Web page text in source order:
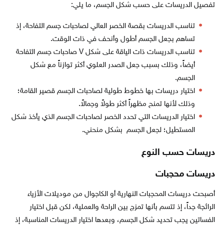
تفصيل الدريسات على حسب شكل الجسم، ما يلي:
تناسب الدريسات بقصة الخصر العالي لصاحبات جسم التفاحة، إذ
تساهم بجعل الجسم أطول وأنحف في ذات الوقت.
تناسب الدريسات ذات الياقة على شكل V صاحبات جسم التفاحة
أيضاً، وذلك بسبب جعل الصدر العلوي أكثر توازناً مع شكل
الجسم.
اختيار دريسات بها خطوط طولية لصاحبات الجسم قصير القامة؛
وذلك لأنها تمنح مظهراً أكثر طولاً وجمالاً.
اختيار الدريسات التي تحدد الخصر لصاحبات الجسم الذي يأخذ شكل
المستطيل؛ لجعل الجسم بشكل منحني.
دريسات حسب النوع
دريسات محجبات
أصبحت دريسات المحجبات النهارية أو الكاجوال من موديلات الأزياء
الرائجة جداً، إذ تتسم بأنها تمزج بين الراحة والعملية، لكن قبل اختيار
الفساتين يجب تحديد شكل الجسم، وبعدها اختيار الدريسات المناسبة، إذ